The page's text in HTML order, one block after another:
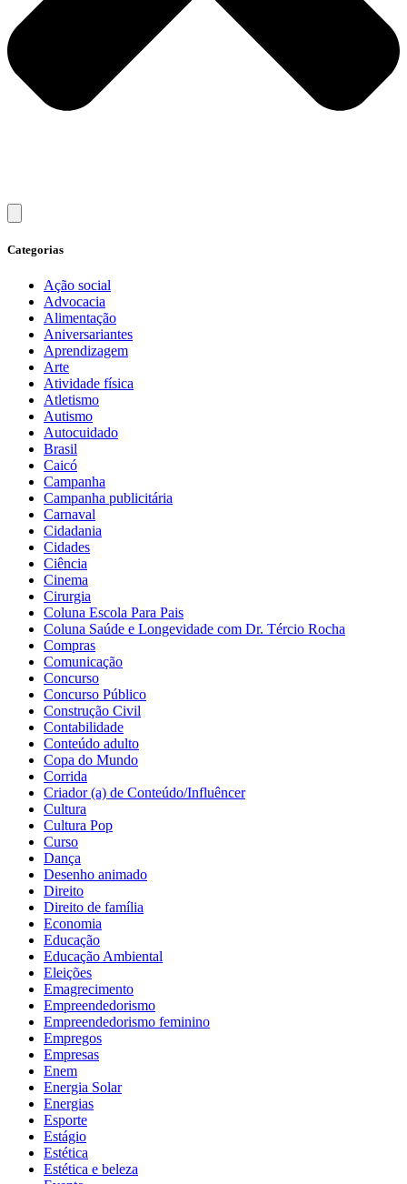
Categorias
Ação social
Advocacia
Alimentação
Aniversariantes
Aprendizagem
Arte
Atividade física
Atletismo
Autismo
Autocuidado
Brasil
Caicó
Campanha
Campanha publicitária
Carnaval
Cidadania
Cidades
Ciência
Cinema
Cirurgia
Coluna Escola Para Pais
Coluna Saúde e Longevidade com Dr. Tércio Rocha
Compras
Comunicação
Concurso
Concurso Público
Construção Civil
Contabilidade
Conteúdo adulto
Copa do Mundo
Corrida
Criador (a) de Conteúdo/Influêncer
Cultura
Cultura Pop
Curso
Dança
Desenho animado
Direito
Direito de família
Economia
Educação
Educação Ambiental
Eleições
Emagrecimento
Empreendedorismo
Empreendedorismo feminino
Empregos
Empresas
Enem
Energia Solar
Energias
Esporte
Estágio
Estética
Estética e beleza